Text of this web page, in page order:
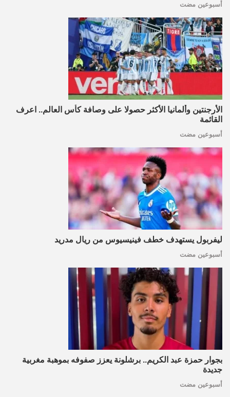
أسبوعين مضت
الأرجنتين وألمانيا الأكثر حصولا على وصافة كأس العالم.. اعرف
القائمة
أسبوعين مضت
ليفربول يستهدف خطف فينيسيوس من ريال مدريد
أسبوعين مضت
بجوار حمزة عبد الكريم.. برشلونة يعزز صفوفه بموهبة مغربية
جديدة
أسبوعين مضت